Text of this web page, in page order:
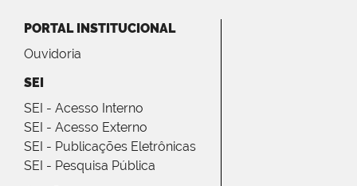
PORTAL INSTITUCIONAL
Ouvidoria
SEI
SEI - Acesso Interno
SEI - Acesso Externo
SEI - Publicações Eletrônicas
SEI - Pesquisa Pública